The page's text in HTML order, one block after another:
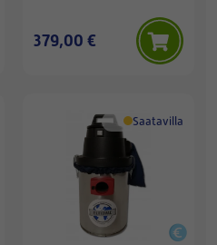
379,00 €
Saatavilla